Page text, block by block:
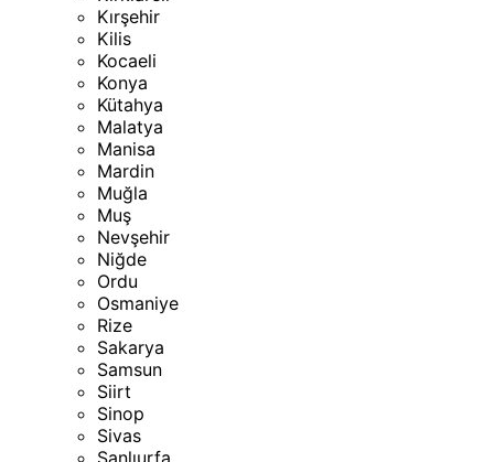
Kırşehir
Kilis
Kocaeli
Konya
Kütahya
Malatya
Manisa
Mardin
Muğla
Muş
Nevşehir
Niğde
Ordu
Osmaniye
Rize
Sakarya
Samsun
Siirt
Sinop
Sivas
Şanlıurfa